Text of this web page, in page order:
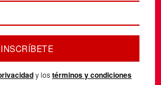
INSCRÍBETE
y lostérminos y condiciones